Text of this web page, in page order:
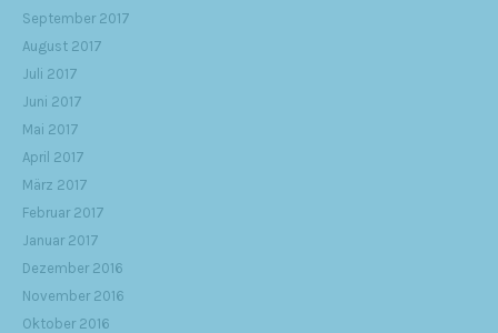
September 2017
August 2017
Juli 2017
Juni 2017
Mai 2017
April 2017
März 2017
Februar 2017
Januar 2017
Dezember 2016
November 2016
Oktober 2016